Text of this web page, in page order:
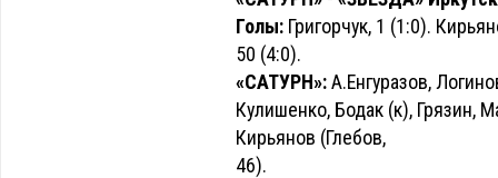
Голы: Григорчук, 1 (1:0).
50 (4:0).
«САТУРН»:А.Енгуразов,
Кулишенко, Бодак (к), Грязин,
Кирьянов (Глебов,
46).